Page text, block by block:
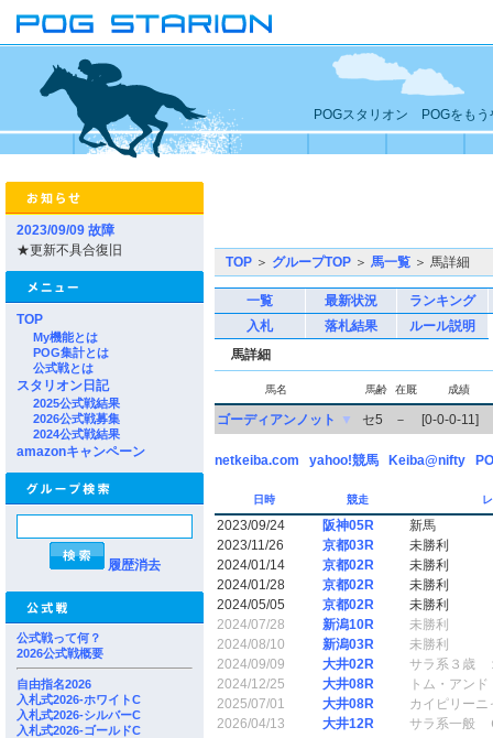
POGスタリオン POGをもう
2023/09/09 故障
★更新不具合復旧
TOP
My機能とは
POG集計とは
公式戦とは
スタリオン日記
2025公式戦結果
2026公式戦募集
2024公式戦結果
amazonキャンペーン
履歴消去
公式戦って何？
2026公式戦概要
自由指名2026
入札式2026-ホワイトC
入札式2026-シルバーC
入札式2026-ゴールドC
TOP ＞ グループTOP ＞ 馬一覧 ＞ 馬詳細
一覧 最新状況
ランキング
入札
落札結果
ルール説明
馬詳細
馬名 馬齢 在厩 成績
ゴーディアンノット ▼ セ5 － [0-0-0-11]
netkeiba.com yahoo!競馬 Keiba@nifty
日時 競走
2023/09/24 阪神05R
新馬
2023/11/26
京都03R
未勝利
2024/01/14
京都02R
未勝利
2024/01/28
京都02R
未勝利
2024/05/05
京都02R
未勝利
2024/07/28
新潟10R
未勝利
2024/08/10
新潟03R
未勝利
2024/09/09
大井02R
サラ系３歳
2024/12/25
大井08R
トム・アン
2025/07/01
大井08R
カイピリー
2026/04/13
大井12R
サラ系一般